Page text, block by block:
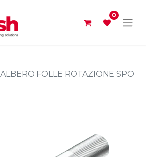
0
ALBERO FOLLE ROTAZIONE SPO